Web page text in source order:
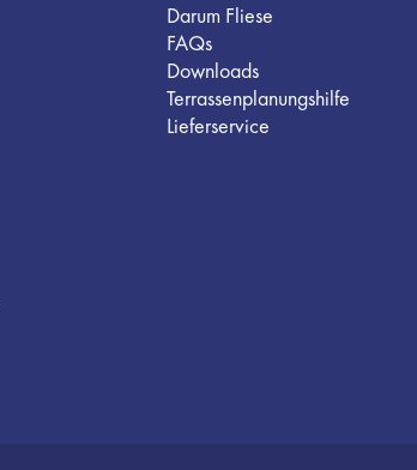
Darum Fliese
FAQs
Downloads
Terrassenplanungshilfe
Lieferservice